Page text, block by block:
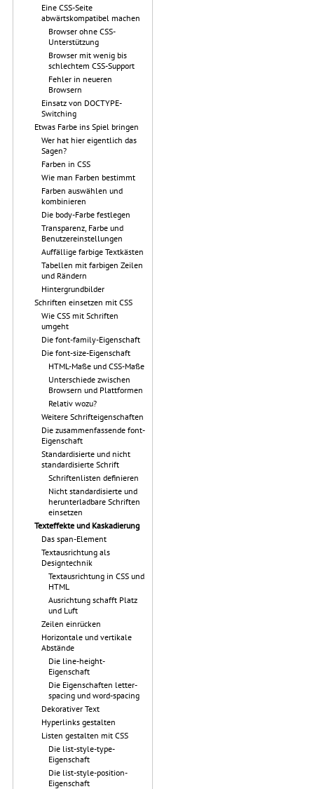
Eine CSS-Seite
abwärtskompatibel machen
Browser ohne CSS-
Unterstützung
Browser mit wenig bis
schlechtem CSS-Support
Fehler in neueren
Browsern
Einsatz von DOCTYPE-
Switching
Etwas Farbe ins Spiel bringen
Wer hat hier eigentlich das
Sagen?
Farben in CSS
Wie man Farben bestimmt
Farben auswählen und
kombinieren
Die body-Farbe festlegen
Transparenz, Farbe und
Benutzereinstellungen
Auffällige farbige Textkästen
Tabellen mit farbigen Zeilen
und Rändern
Hintergrundbilder
Schriften einsetzen mit CSS
Wie CSS mit Schriften
umgeht
Die font-family-Eigenschaft
Die font-size-Eigenschaft
HTML-Maße und CSS-Maße
Unterschiede zwischen
Browsern und Plattformen
Relativ wozu?
Weitere Schrifteigenschaften
Die zusammenfassende font-
Eigenschaft
Standardisierte und nicht
standardisierte Schrift
Schriftenlisten definieren
Nicht standardisierte und
herunterladbare Schriften
einsetzen
Texteffekte und Kaskadierung
Das span-Element
Textausrichtung als
Designtechnik
Textausrichtung in CSS und
HTML
Ausrichtung schafft Platz
und Luft
Zeilen einrücken
Horizontale und vertikale
Abstände
Die line-height-
Eigenschaft
Die Eigenschaften letter-
spacing und word-spacing
Dekorativer Text
Hyperlinks gestalten
Listen gestalten mit CSS
Die list-style-type-
Eigenschaft
Die list-style-position-
Eigenschaft